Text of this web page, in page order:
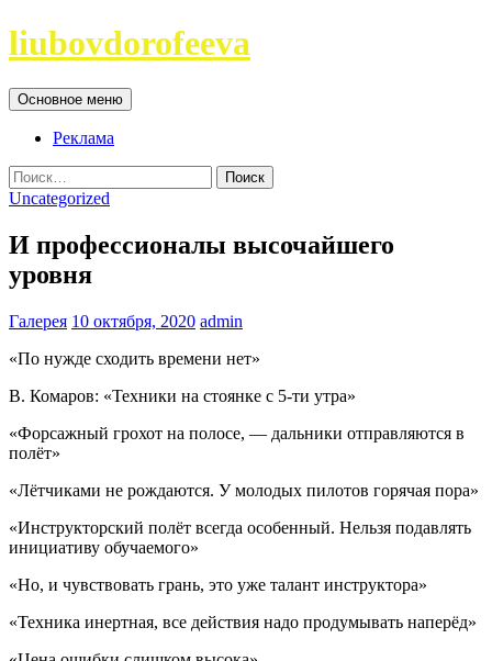
Перейти
к
liubovdorofeeva
Поиск
Основное меню
Реклама
Найти:
Uncategorized
И профессионалы высочайшего
уровня
Галерея 10 октября, 2020 admin
«По нужде сходить времени нет»
В. Комаров: «Техники на стоянке с 5-ти утра»
«Форсажный грохот на полосе, — дальники отправляются в
полёт»
«Лётчиками не рождаются. У молодых пилотов горячая пора»
«Инструкторский полёт всегда особенный. Нельзя подавлять
инициативу обучаемого»
«Но, и чувствовать грань, это уже талант инструктора»
«Техника инертная, все действия надо продумывать наперёд»